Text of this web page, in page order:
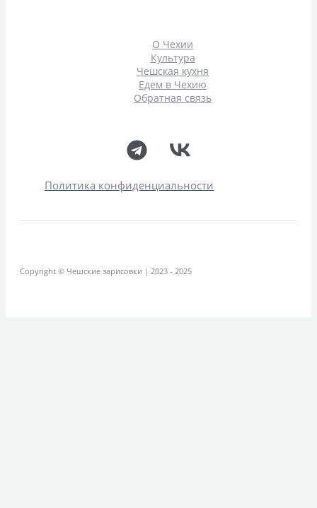
О Чехии
Культура
Чешская кухня
Едем в Чехию
Обратная связь
Политика конфиденциальности
Copyright © Чешские зарисовки | 2023 - 2025